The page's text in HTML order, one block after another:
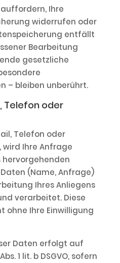
auffordern, Ihre
widerrufen oder
entfällt
Bearbeitung
gesetzliche
– bleiben unberührt.
Telefon oder
Telefon oder
Ihre Anfrage
hervorgehenden
(Name, Anfrage)
Ihres Anliegens
verarbeitet. Diese
ohne Ihre Einwilligung
Daten erfolgt auf
1 lit. b DSGVO, sofern